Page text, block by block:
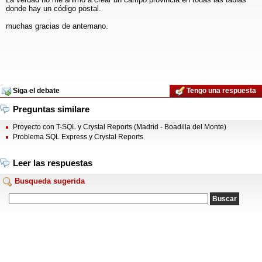
donde hay un código postal.
muchas gracias de antemano.
Siga el debate Tengo una respuesta
Preguntas similare
Proyecto con T-SQL y Crystal Reports (Madrid - Boadilla del Monte)
Problema SQL Express y Crystal Reports
Leer las respuestas
Busqueda sugerida